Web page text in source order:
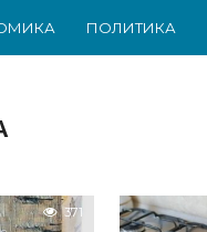
ПОЛИТИКА
371